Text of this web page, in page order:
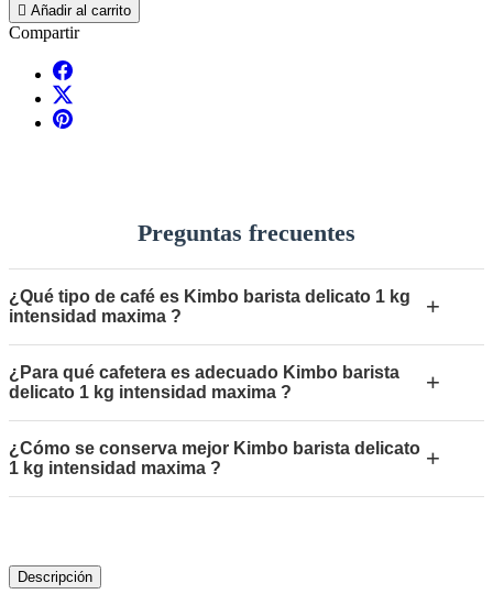
 Añadir al carrito
Compartir
Preguntas frecuentes
¿Qué tipo de café es Kimbo barista delicato 1 kg
intensidad maxima ?
+
¿Para qué cafetera es adecuado Kimbo barista
delicato 1 kg intensidad maxima ?
+
¿Cómo se conserva mejor Kimbo barista delicato
1 kg intensidad maxima ?
+
Descripción